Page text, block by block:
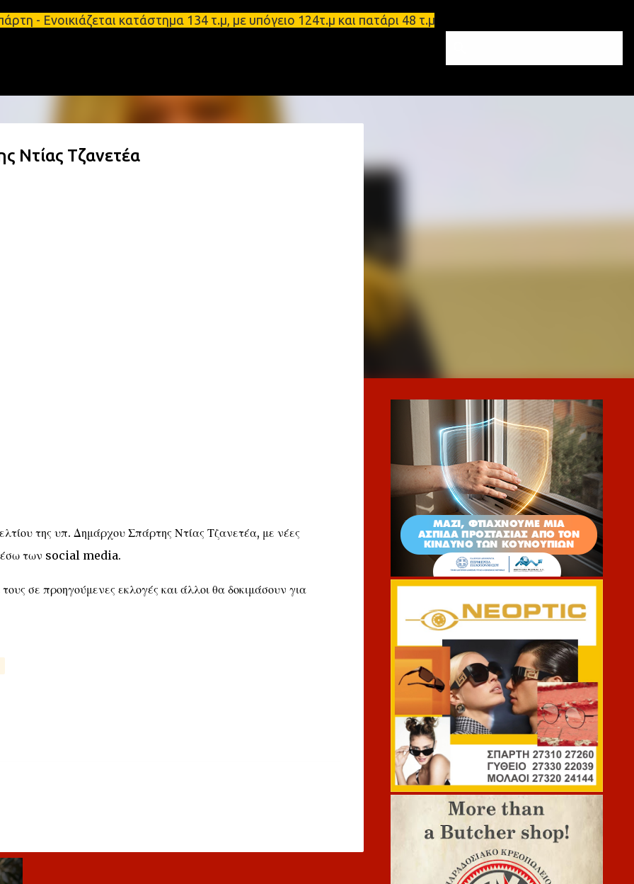
Μετάβαση στο κύριο περιεχόμενο
κατάστημα 134 τ.μ, με υπόγειο 124τ.μ και πατάρι 48 τ.μ Σπάρτη - Ενοικιάζεται
Ντίας Τζανετέα
της υπ. Δημάρχου Σπάρτης Ντίας Τζανετέα, με νέες
των social media.
σε προηγούμενες εκλογές και άλλοι θα δοκιμάσουν για